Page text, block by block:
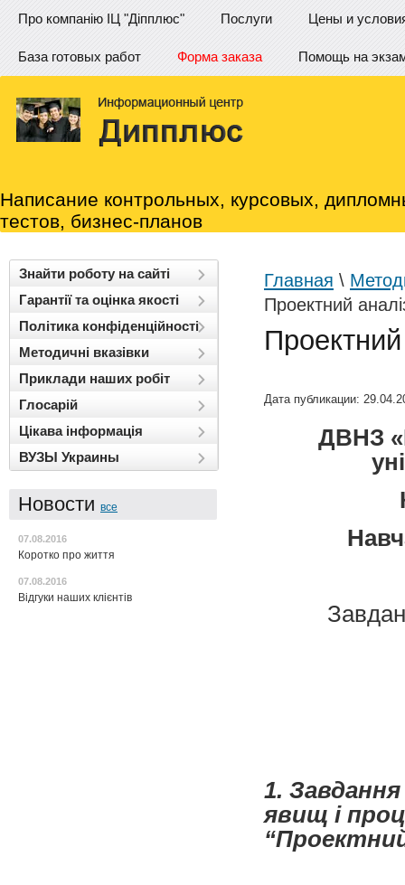
Про компанію ІЦ "Діпплюс" Послуги Цены и
База готовых работ Форма заказа Помощь на
Написание контрольных, курсовых,
тестов, бизнес-планов
Знайти роботу на сайті
Гарантії та оцінка якості
Політика конфіденційності
Методичні вказівки
Приклади наших робіт
Глосарій
Цікава інформація
ВУЗЫ Украины
Новости все
07.08.2016
Коротко про життя
07.08.2016
Відгуки наших клієнтів
Главная \
Проектний
Проектний
Дата публикации:
ДВНЗ
1.
явищ і